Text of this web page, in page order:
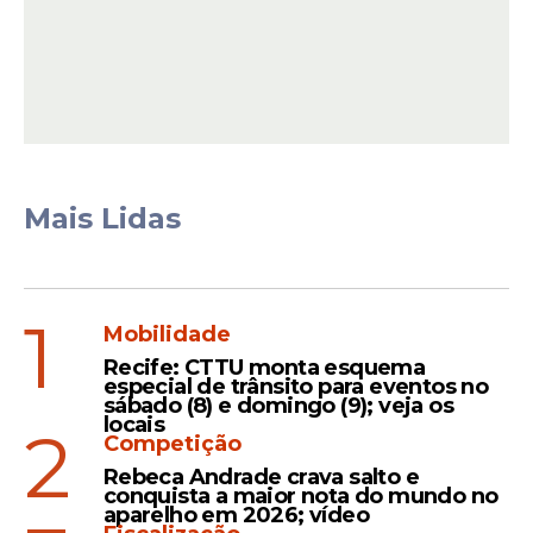
maio como parte da pré-
campanha presidencial
Negociação
PL cogita escolher Clarissa
Tércio para vice de Flávio
Bolsonaro; deputada mais
Mais Lidas
1
Mobilidade
Recife: CTTU monta esquema
especial de trânsito para eventos no
sábado (8) e domingo (9); veja os
locais
2
Competição
Rebeca Andrade crava salto e
conquista a maior nota do mundo no
aparelho em 2026; vídeo